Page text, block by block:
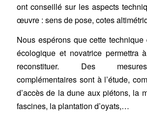
ont conseillé sur les aspects
œuvre : sens de pose, cotes
Nous espérons que cette technique
écologique et novatrice permettra
reconstituer. Des
complémentaires sont à l’étude,
d’accès de la dune aux piétons, la
fascines, la plantation d’oyats,…